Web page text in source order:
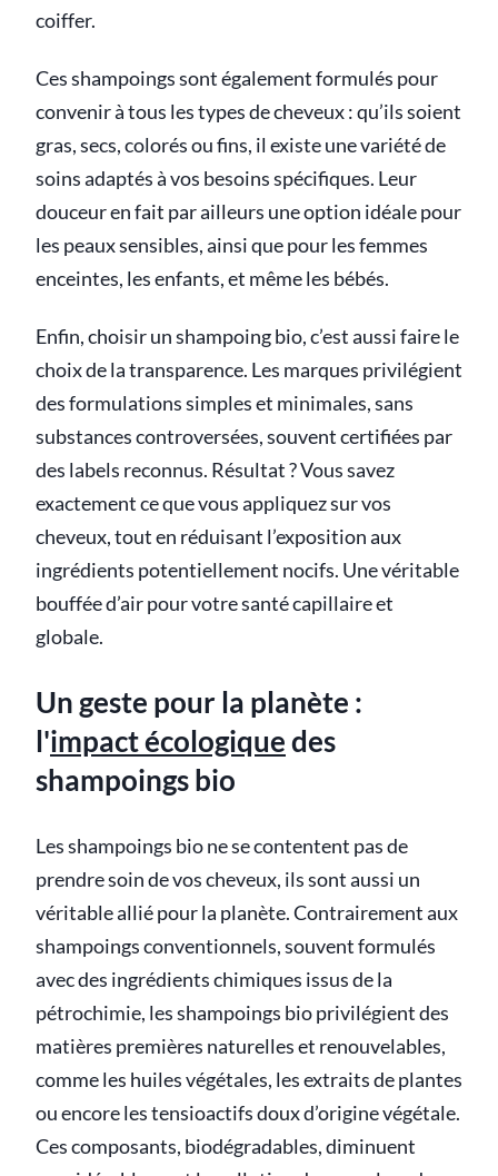
coiffer.
Ces shampoings sont également formulés pour
convenir à tous les types de cheveux : qu’ils soient
gras, secs, colorés ou fins, il existe une variété de
soins adaptés à vos besoins spécifiques. Leur
douceur en fait par ailleurs une option idéale pour
les peaux sensibles, ainsi que pour les femmes
enceintes, les enfants, et même les bébés.
Enfin, choisir un shampoing bio, c’est aussi faire le
choix de la transparence. Les marques privilégient
des formulations simples et minimales, sans
substances controversées, souvent certifiées par
des labels reconnus. Résultat ? Vous savez
exactement ce que vous appliquez sur vos
cheveux, tout en réduisant l’exposition aux
ingrédients potentiellement nocifs. Une véritable
bouffée d’air pour votre santé capillaire et
globale.
Un geste pour la planète :
l'impact écologiquedes
shampoings bio
Les shampoings bio ne se contentent pas de
prendre soin de vos cheveux, ils sont aussi un
véritable allié pour la planète. Contrairement aux
shampoings conventionnels, souvent formulés
avec des ingrédients chimiques issus de la
pétrochimie, les shampoings bio privilégient des
matières premières naturelles et renouvelables,
comme les huiles végétales, les extraits de plantes
ou encore les tensioactifs doux d’origine végétale.
Ces composants, biodégradables, diminuent